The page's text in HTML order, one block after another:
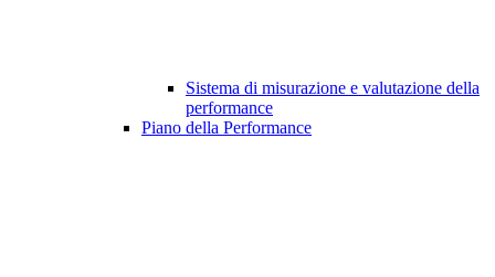
Sistema di misurazione e valutazione della
performance
Piano della Performance